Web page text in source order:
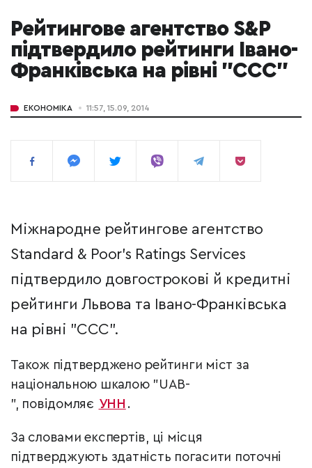
Рейтингове агентство S&P
підтвердило рейтинги Івано-
Франківська на рівні "ССС"
ЕКОНОМІКА 11:57, 15.09, 2014
Міжнародне рейтингове агентство
Standard & Poor's Ratings Services
підтвердило довгострокові й кредитні
рейтинги Львова та Івано-Франківська
на рівні "ССС".
Також підтверджено рейтинги міст за
національною шкалою "UAB-
", повідомляє УНН .
За словами експертів, ці місця
підтверджують здатність погасити поточні